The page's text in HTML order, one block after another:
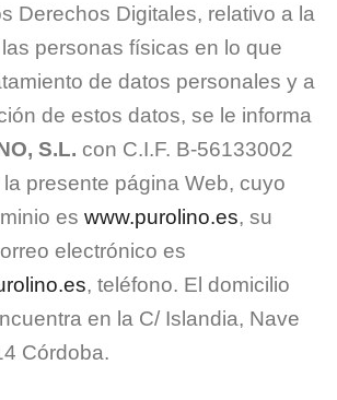
Derechos Digitales, relativo a la
personas físicas en lo que
de datos personales y a
de estos datos, se le informa
S.L. con C.I.F. B-56133002
presente página Web, cuyo
es www.purolino.es, su
electrónico es
, teléfono. El domicilio
en la C/ Islandia, Nave
Córdoba.